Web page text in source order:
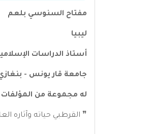
مفتاح السنوسي بلعم
ليبيا
أستاذ الدراسات
جامعة قار يونس -
له مجموعة من المؤلفات
❞ القرطبي حياته وآثاره